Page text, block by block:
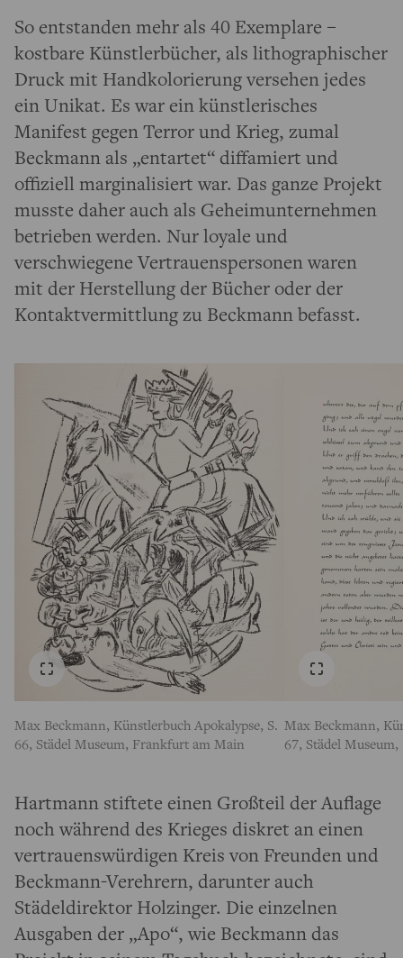
So entstanden mehr als 40 Exemplare –
kostbare Künstlerbücher, als lithographischer
Druck mit Handkolorierung versehen jedes
ein Unikat. Es war ein künstlerisches
Manifest gegen Terror und Krieg, zumal
Beckmann als „entartet“ diffamiert und
offiziell marginalisiert war. Das ganze Projekt
musste daher auch als Geheimunternehmen
betrieben werden. Nur loyale und
verschwiegene Vertrauenspersonen waren
mit der Herstellung der Bücher oder der
Kontaktvermittlung zu Beckmann befasst.
Max Beckmann, Künstlerbuch Apokalypse, S.
66, Städel Museum, Frankfurt am Main
Max Beckmann,
67, Städel
Hartmann stiftete einen Großteil der Auflage
noch während des Krieges diskret an einen
vertrauenswürdigen Kreis von Freunden und
Beckmann-Verehrern, darunter auch
Städeldirektor Holzinger. Die einzelnen
Ausgaben der „Apo“, wie Beckmann das